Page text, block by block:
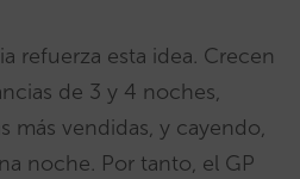
refuerza esta idea. Crecen
de 3 y 4 noches,
más vendidas, y cayendo,
noche. Por tanto, el GP